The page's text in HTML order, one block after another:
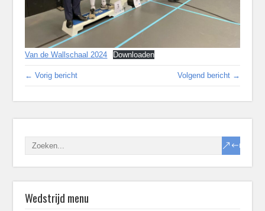
Van de Wallschaal 2024 Downloaden
← Vorig bericht Volgend bericht →
Wedstrijd menu